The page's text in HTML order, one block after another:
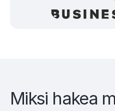
Miksi hakea